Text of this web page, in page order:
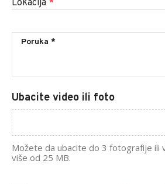
Lokacija *
Ubacite video ili foto
Možete da ubacite do 3 fotografije ili
više od 25 MB.